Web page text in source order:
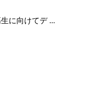
に向けてデ ...